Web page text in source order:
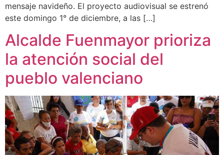
mensaje navideño. El proyecto audiovisual se estrenó
este domingo 1° de diciembre, a las […]
Alcalde Fuenmayor prioriza
la atención social del
pueblo valenciano